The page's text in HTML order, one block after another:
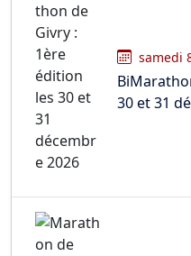
samedi
30 et 31